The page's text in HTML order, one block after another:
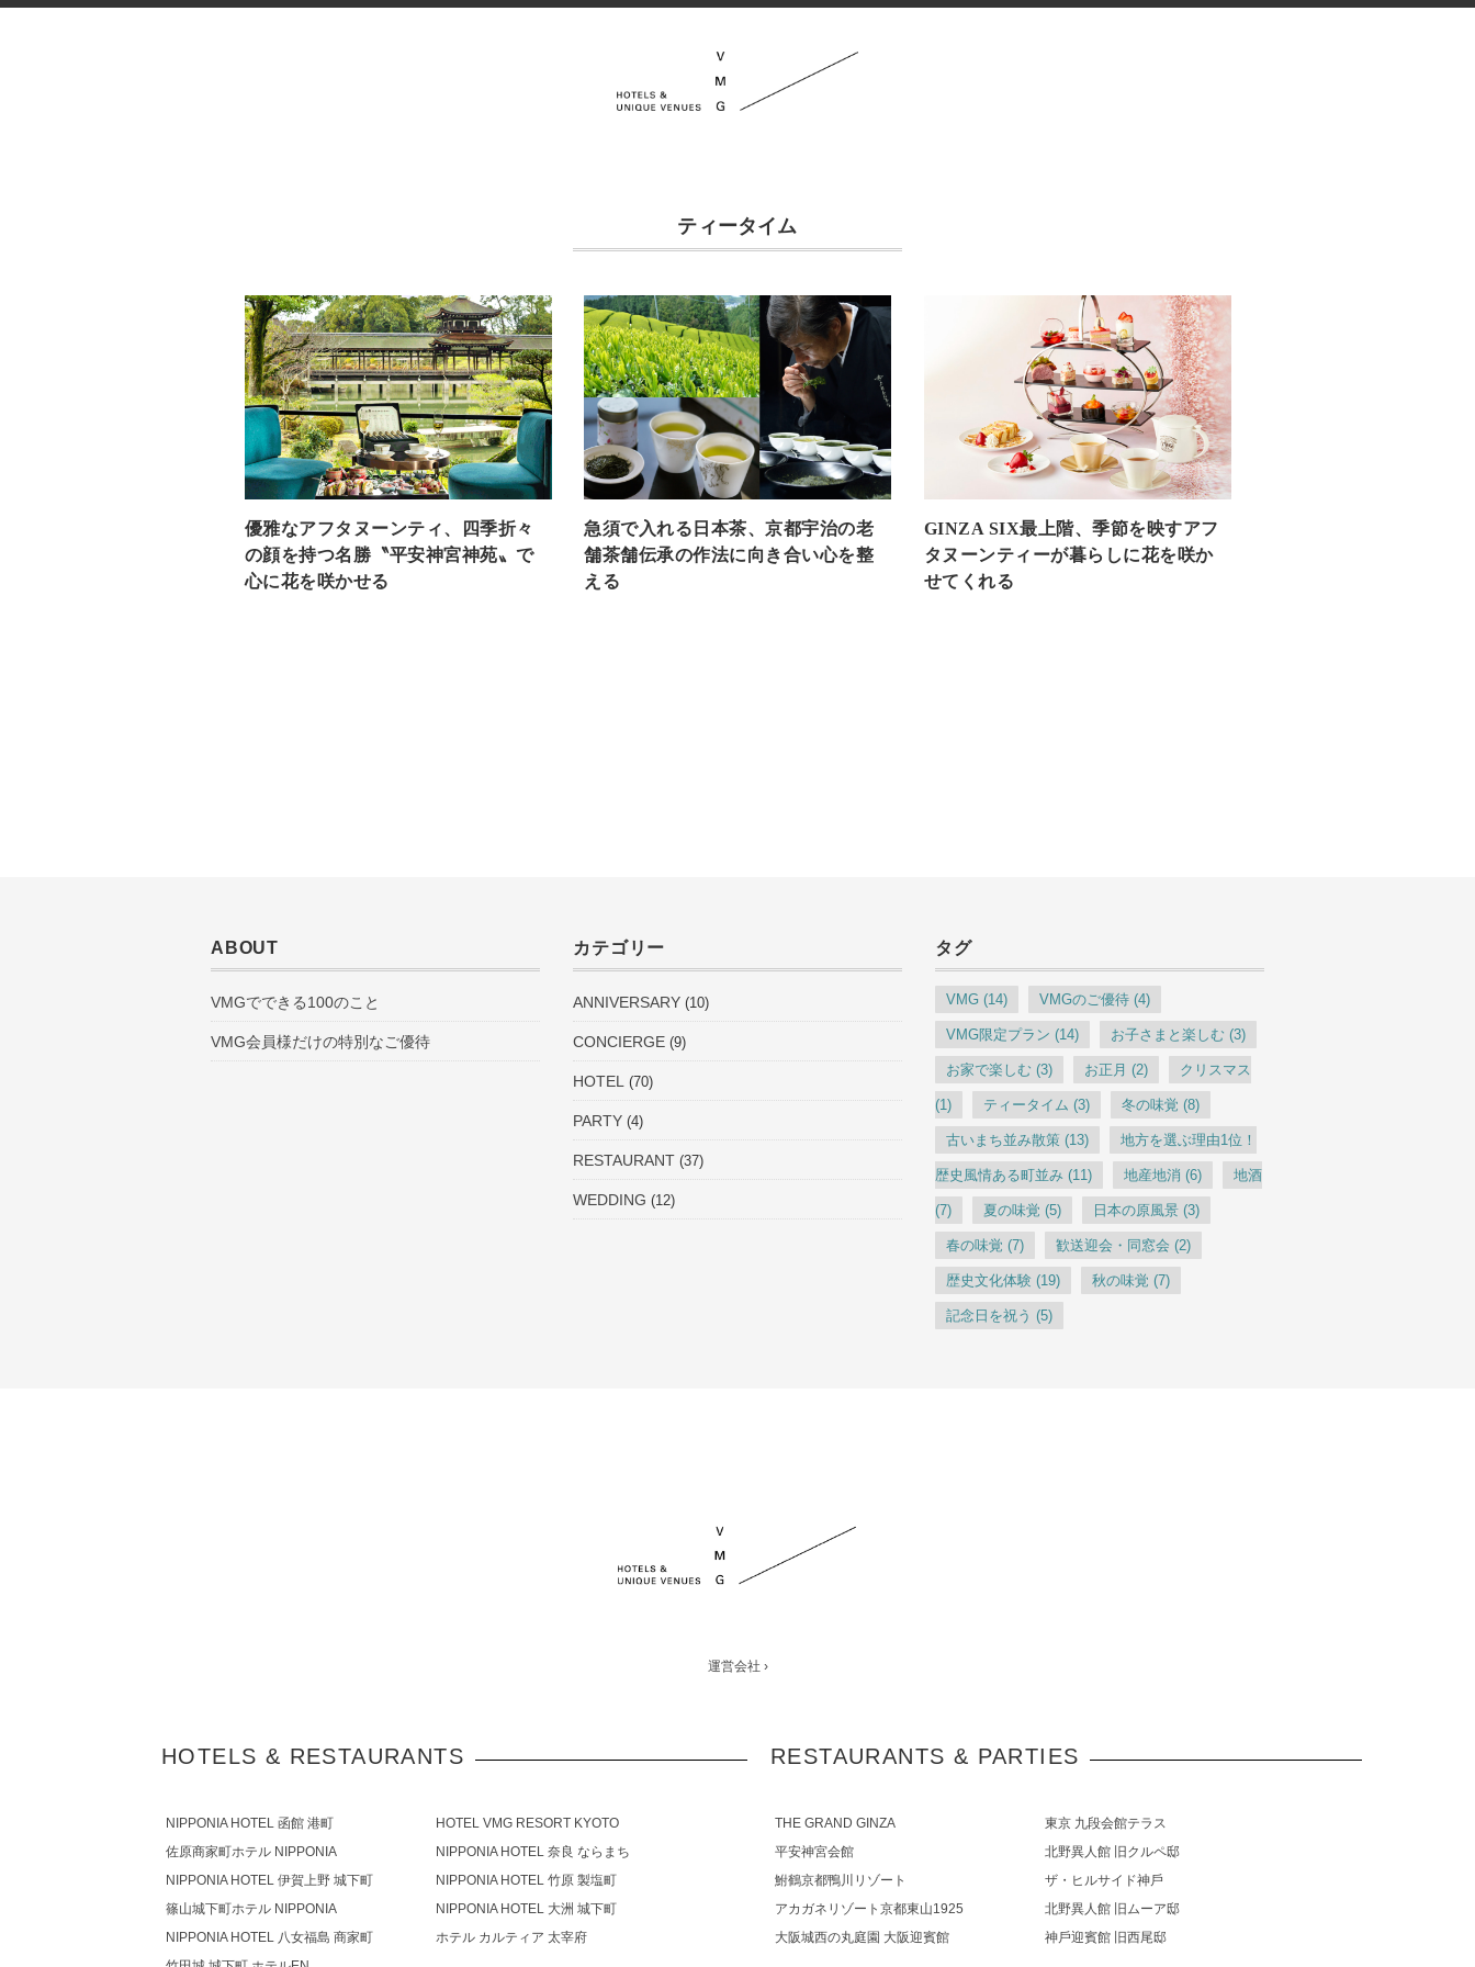
ティータイム
優雅なアフタヌーンティ、四季折々
の顔を持つ名勝〝平安神宮神苑〟で
心に花を咲かせる
急須で入れる日本茶、京都宇治の老
舗茶舗伝承の作法に向き合い心を整
える
GINZA SIX最上階、季節を映すアフ
タヌーンティーが暮らしに花を咲か
せてくれる
ABOUT
VMGでできる100のこと
VMG会員様だけの特別なご優待
カテゴリー
ANNIVERSARY (10)
CONCIERGE (9)
HOTEL (70)
PARTY (4)
RESTAURANT (37)
WEDDING (12)
タグ
VMG (14) VMGのご優待 (4)
VMG限定プラン (14) お子さまと楽しむ (3)
お家で楽しむ (3) お正月 (2) クリスマス
(1) ティータイム (3) 冬の味覚 (8)
古いまち並み散策 (13) 地方を選ぶ理由1位！
歴史風情ある町並み (11) 地産地消 (6) 地酒
(7) 夏の味覚 (5) 日本の原風景 (3)
春の味覚 (7) 歓送迎会・同窓会 (2)
歴史文化体験 (19) 秋の味覚 (7)
記念日を祝う (5)
運営会社 ›
HOTELS & RESTAURANTS
NIPPONIA HOTEL 函館 港町
HOTEL VMG RESORT KYOTO
佐原商家町ホテル NIPPONIA
NIPPONIA HOTEL 奈良 ならまち
NIPPONIA HOTEL 伊賀上野 城下町
NIPPONIA HOTEL 竹原 製塩町
篠⼭城下町ホテル NIPPONIA
NIPPONIA HOTEL 大洲 城下町
NIPPONIA HOTEL 八女福島 商家町
ホテル カルティア 太宰府
RESTAURANTS & PARTIES
THE GRAND GINZA
東京 九段会館テラス
平安神宮会館
北野異人館 旧クルペ邸
鮒鶴京都鴨川リゾート
ザ・ヒルサイド神⼾
アカガネリゾート京都東山1925
北野異人館 旧ムーア邸
大阪城西の丸庭園 大阪迎賓館
神⼾迎賓館 旧⻄尾邸